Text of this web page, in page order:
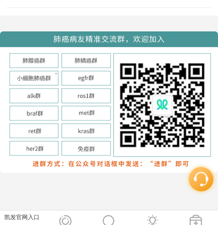
凯发官网入口